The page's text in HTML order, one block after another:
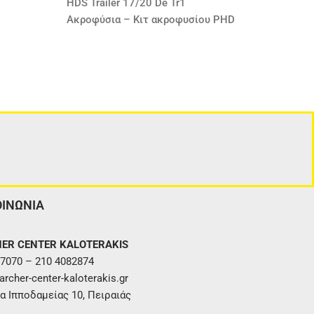
HDS Trailer 17/20 De Tr1
Ακροφύσια – Κιτ ακροφυσίου PHD
CENTER KALOTERAKIS
– 210 4082874
center-kaloterakis.gr
Ιπποδαμείας 10, Πειραιάς